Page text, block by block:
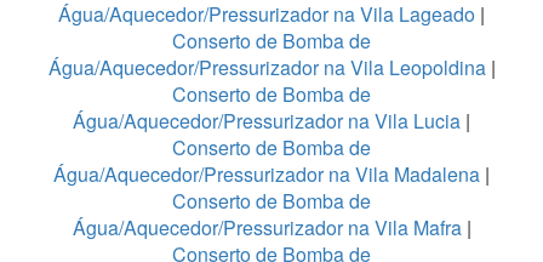
Água/Aquecedor/Pressurizador na Vila Lageado |
Conserto de Bomba de
Água/Aquecedor/Pressurizador na Vila Leopoldina|
Conserto de Bomba de
Água/Aquecedor/Pressurizador na Vila Lucia |
Conserto de Bomba de
Água/Aquecedor/Pressurizador na Vila Madalena |
Conserto de Bomba de
Água/Aquecedor/Pressurizador na Vila Mafra |
Conserto de Bomba de